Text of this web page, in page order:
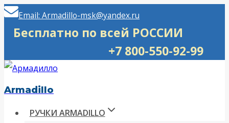
Перейти
Email: Armadillo-msk@yandex.ru
Бесплатно по всей РОССИИ
+7 800-550-92-99
Armadillo
РУЧКИ ARMADILLO